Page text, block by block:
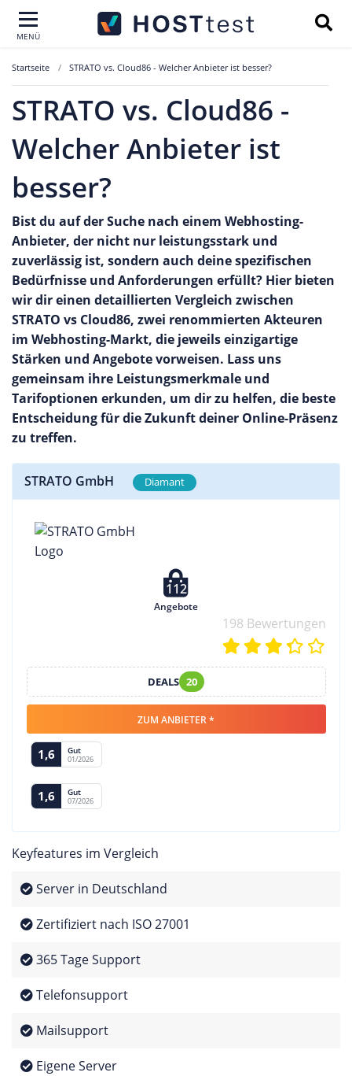
MENÜ
Startseite STRATO vs. Cloud86 - Welcher Anbieter ist besser?
STRATO vs. Cloud86 -
Welcher Anbieter ist
besser?
Bist du auf der Suche nach einem Webhosting-
Anbieter, der nicht nur leistungsstark und
zuverlässig ist, sondern auch deine spezifischen
Bedürfnisse und Anforderungen erfüllt? Hier bieten
wir dir einen detaillierten Vergleich zwischen
STRATO vs Cloud86, zwei renommierten Akteuren
im Webhosting-Markt, die jeweils einzigartige
Stärken und Angebote vorweisen. Lass uns
gemeinsam ihre Leistungsmerkmale und
Tarifoptionen erkunden, um dir zu helfen, die beste
Entscheidung für die Zukunft deiner Online-Präsenz
zu treffen.
STRATO GmbH Diamant
112
Angebote
198 Bewertungen
DEALS 20
ZUM ANBIETER *
1,6 Gut
01/2026
1,6 Gut
07/2026
Keyfeatures im Vergleich
Server in Deutschland
Zertifiziert nach ISO 27001
365 Tage Support
Telefonsupport
Mailsupport
Eigene Server